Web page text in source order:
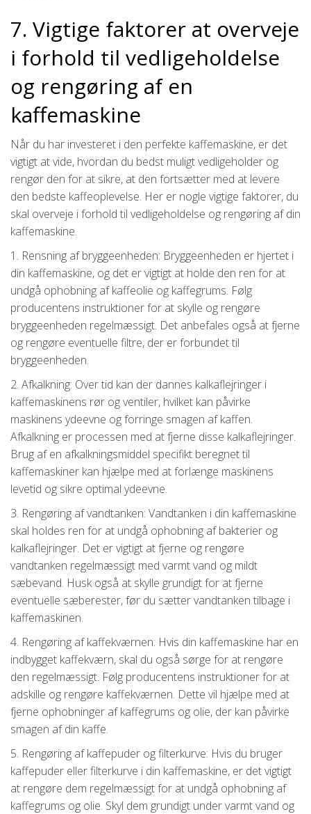
7. Vigtige faktorer at overveje
i forhold til vedligeholdelse
og rengøring af en
kaffemaskine
Når du har investeret i den perfekte kaffemaskine, er det
vigtigt at vide, hvordan du bedst muligt vedligeholder og
rengør den for at sikre, at den fortsætter med at levere
den bedste kaffeoplevelse. Her er nogle vigtige faktorer, du
skal overveje i forhold til vedligeholdelse og rengøring af din
kaffemaskine.
1. Rensning af bryggeenheden: Bryggeenheden er hjertet i
din kaffemaskine, og det er vigtigt at holde den ren for at
undgå ophobning af kaffeolie og kaffegrums. Følg
producentens instruktioner for at skylle og rengøre
bryggeenheden regelmæssigt. Det anbefales også at fjerne
og rengøre eventuelle filtre, der er forbundet til
bryggeenheden.
2. Afkalkning: Over tid kan der dannes kalkaflejringer i
kaffemaskinens rør og ventiler, hvilket kan påvirke
maskinens ydeevne og forringe smagen af ​​kaffen.
Afkalkning er processen med at fjerne disse kalkaflejringer.
Brug af en afkalkningsmiddel specifikt beregnet til
kaffemaskiner kan hjælpe med at forlænge maskinens
levetid og sikre optimal ydeevne.
3. Rengøring af vandtanken: Vandtanken i din kaffemaskine
skal holdes ren for at undgå ophobning af bakterier og
kalkaflejringer. Det er vigtigt at fjerne og rengøre
vandtanken regelmæssigt med varmt vand og mildt
sæbevand. Husk også at skylle grundigt for at fjerne
eventuelle sæberester, før du sætter vandtanken tilbage i
kaffemaskinen.
4. Rengøring af kaffekværnen: Hvis din kaffemaskine har en
indbygget kaffekværn, skal du også sørge for at rengøre
den regelmæssigt. Følg producentens instruktioner for at
adskille og rengøre kaffekværnen. Dette vil hjælpe med at
fjerne ophobninger af kaffegrums og olie, der kan påvirke
smagen af ​​din kaffe.
5. Rengøring af kaffepuder og filterkurve: Hvis du bruger
kaffepuder eller filterkurve i din kaffemaskine, er det vigtigt
at rengøre dem regelmæssigt for at undgå ophobning af
kaffegrums og olie. Skyl dem grundigt under varmt vand og